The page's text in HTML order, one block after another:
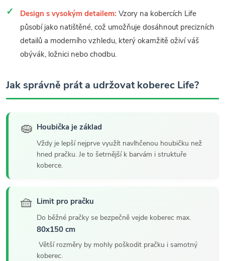
Design s vysokým detailem: Vzory na kobercích Life
působí jako natištěné, což umožňuje dosáhnout precizních
detailů a moderního vzhledu, který okamžitě oživí váš
obývák, ložnici nebo chodbu.
Jak správně prát a udržovat koberec Life?
🧽 Houbička je základ
Vždy je lepší nejprve využít navlhčenou houbičku než
hned pračku. Je to šetrnější k barvám i struktuře
koberce.
🧺 Limit pro pračku
Do běžné pračky se bezpečně vejde koberec max.
80x150 cm
Větší rozměry by mohly poškodit pračku i samotný
koberec.